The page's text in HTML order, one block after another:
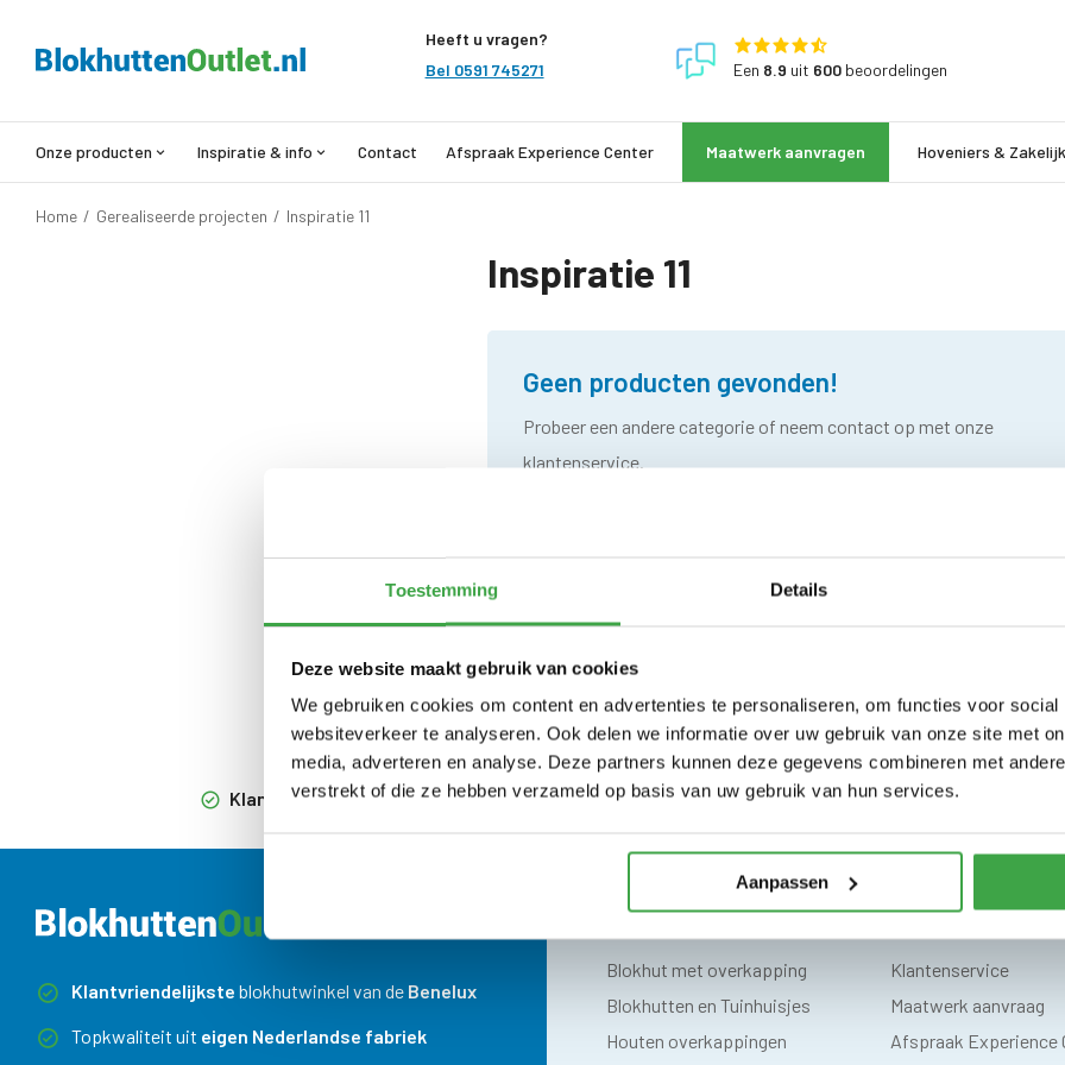
Toestemming Details
Deze website maakt gebruik van cookies
We gebruiken cookies om content en advertenties te personaliseren, om functies voor
websiteverkeer te analyseren. Ook delen we informatie over uw gebruik van onze site met
media, adverteren en analyse. Deze partners kunnen deze gegevens combineren met
verstrekt of die ze hebben verzameld op basis van uw gebruik van hun services.
Aanpassen
Heeft u vragen?
Bel 0591 745271
Een 8.9 uit 600beoordelingen
Onze producten Inspiratie & info Contact Afspraak Experience Center Maatwerk aanvragen Hoveniers & Zakelijk
Home / Gerealiseerde projecten / Inspiratie 11
Inspiratie 11
Geen producten gevonden!
Probeer een andere categorie of neem contact op met onze
klantenservice.
Klantvriendelijksteblokhutwinkel van deBenelux
Klantvriendelijkste blokhutwinkel van de Benelux
Topkwaliteit uit eigen Nederlandse fabriek
Categorieën
Blokhut met overkapping
Blokhutten en Tuinhuisjes
Houten overkappingen
Klantenservice
Klantenservice
Maatwerk aanvraag
Afspraak Experience